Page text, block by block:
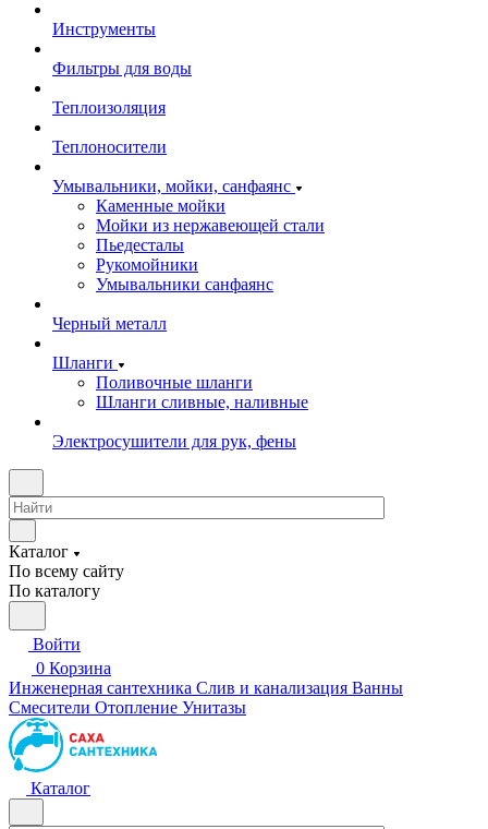
Инструменты
Фильтры для воды
Теплоизоляция
Теплоносители
Умывальники, мойки, санфаянс
Каменные мойки
Мойки из нержавеющей стали
Пьедесталы
Рукомойники
Умывальники санфаянс
Черный металл
Шланги
Поливочные шланги
Шланги сливные, наливные
Электросушители для рук, фены
Каталог
По всему сайту
По каталогу
Войти
0 Корзина
Инженерная сантехника Слив и канализация Ванны
Смесители Отопление Унитазы
Каталог